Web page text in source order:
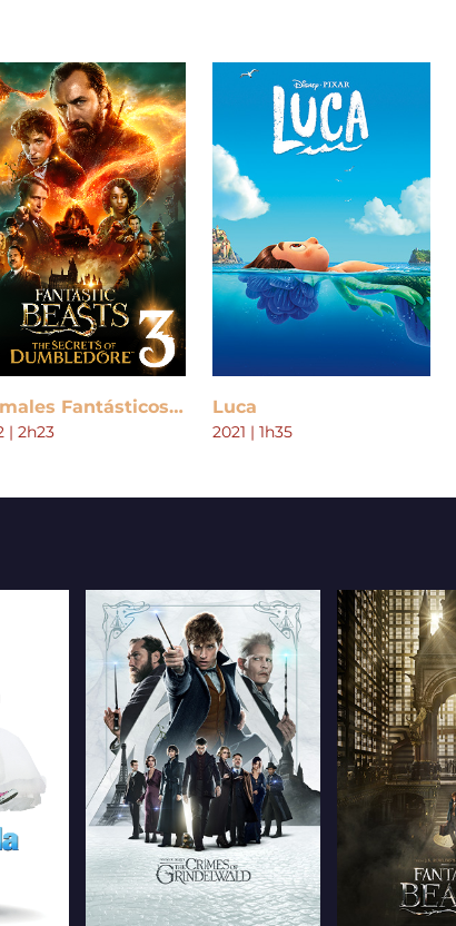
Animales Fantásticos: Los Secretos de Dumbledore
| 2h23
Luca
2021 | 1h35